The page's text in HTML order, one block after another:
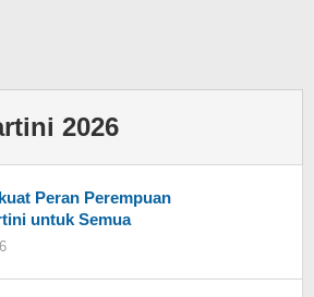
2026
Peran Perempuan
untuk Semua